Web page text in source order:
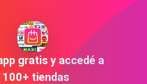
gratis y accedé a
tiendas